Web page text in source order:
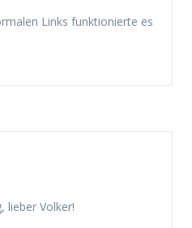
Links funktionierte es
lieber Volker!